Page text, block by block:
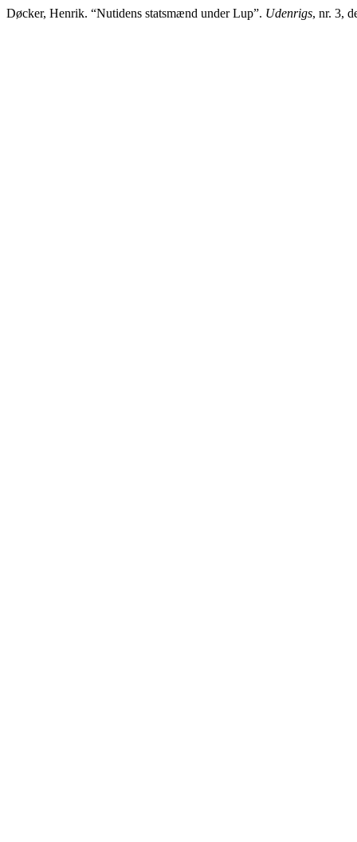
Døcker, Henrik. “Nutidens statsmænd under Lup”. Udenrigs, nr. 3,